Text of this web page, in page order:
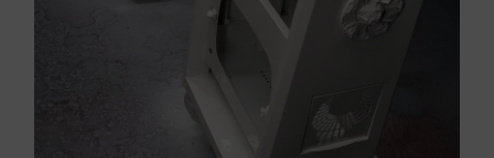
Pintura industrial
Pintura de piezas
industriales
VER PINTURA INDUSTRIAL